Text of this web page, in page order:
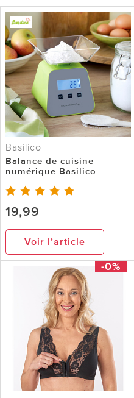
Basilico
Balance de cuisine
numérique Basilico
19,99
Voir l’article
-0%